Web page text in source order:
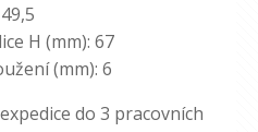
H (mm): 67
(mm): 6
do 3 pracovních